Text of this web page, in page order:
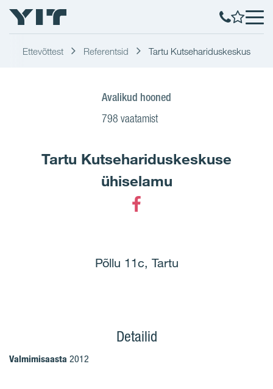
Ettevõttest Referentsid Tartu Kutsehariduskeskus
Avalikud hooned
798 vaatamist
Tartu Kutsehariduskeskuse
ühiselamu
Põllu 11c, Tartu
Detailid
Valmimisaasta 2012